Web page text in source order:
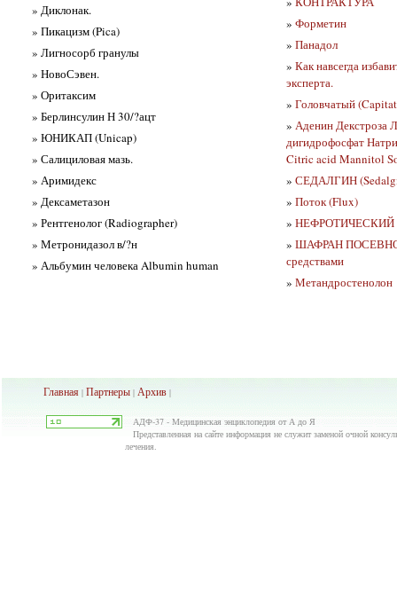
» Диклонак.
» Пикацизм (Pica)
» Лигносорб гранулы
» НовоСэвен.
» Оритаксим
» Берлинсулин Н 30/?ацт
» ЮНИКАП (Unicap)
» Салициловая мазь.
» Аримидекс
» Дексаметазон
» Рентгенолог (Radiographer)
» Метронидазол в/?н
» Альбумин человека Albumin human
» Форметин
» Панадол
» Как навсегда
эксперта.
» Головчатый
» Аденин Декстроза
дигидрофосфат
Citric acid Mannitol
» СЕДАЛГИН
» Поток (Flux)
»
» ШАФРАН ПОСЕВНОЙ
средствами
» Метандростенолон
Главная | Партнеры | Архив |
АДФ-37 - Медицинская энциклопедия от А до Я
Представленная на сайте информация не служит заменой очной
лечения.